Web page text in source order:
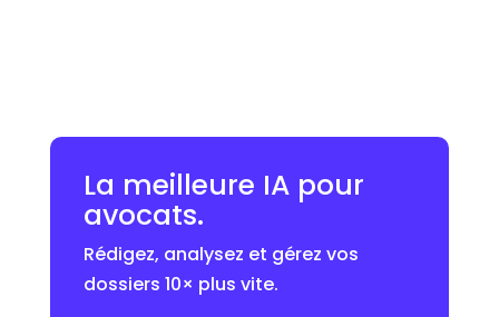
La meilleure IA pour
avocats.
Rédigez, analysez et gérez vos
dossiers 10× plus vite.